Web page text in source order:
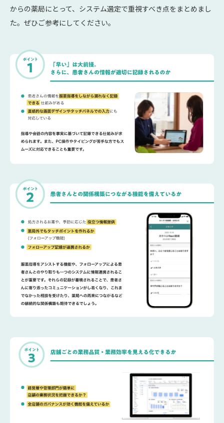
からの薬局にとって、システム選定で重視すべき点をまとめまし
た。ぜひご参考にしてください。